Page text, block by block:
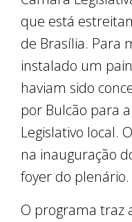
que está
de Brasília. Para
instalado um
haviam sido
por Bulcão para
Legislativo local. O
na inauguração
foyer do plenário.
O programa traz